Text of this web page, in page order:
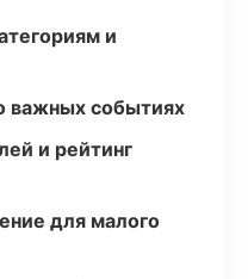
и
важных событиях
и рейтинг
для малого